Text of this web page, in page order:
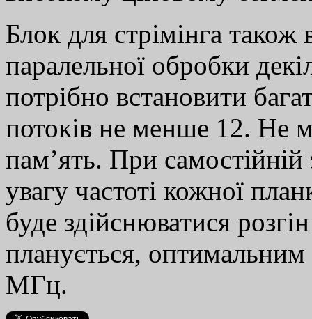
Блок для стрімінга також
паралельної обробки
потрібно встановити
потоків не менше 12. Не
пам’ять. При
увагу частоті кожної
буде здійснюватися
планується,
МГц.